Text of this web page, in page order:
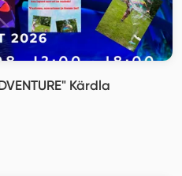
Kärdla